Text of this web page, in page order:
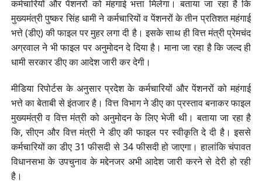
कर्मचारियों और पेंशनरों को मंहगाई भत्ता मिलेगा। बताया जा रहा है कि
मुख्यमंत्री पुष्कर सिंह धामी ने कर्मचारियों व पेंशनरों के तीन प्रतिशत महंगाई
भत्ते (डीए) की फाइल पर मुहर लगा दी है। इसके साथ ही वित्त मंत्री प्रेमचंद
अग्रवाल ने भी फाइल पर अनुमोदन दे दिया है। माना जा रहा है कि जल्द ही
धामी सरकार डीए का आदेश जारी कर देगी।
मीडिया रिपोर्टस के अनुसार प्रदेश के कर्मचारियों और पेंशनरों को महंगाई
भत्ते का बेताबी से इंतजार है। वित्त विभाग ने डीए का प्रस्ताव बनाकर फाइल
मुख्यमंत्री व वित्त मंत्री को अनुमोदन के लिए भेजी थी। बताया जा रहा है
कि, सीएन और वित्त मंत्री ने डीए की फाइल पर स्वीकृति दे दी है। इससे
कर्मचारियों का डीए 31 फीसदी से 34 फीसदी हो जाएगा। हालांकि चंपावत
विधानसभा के उपचुनाव के मद्देनजर अभी आदेश जारी करने से देरी हो रही
है।